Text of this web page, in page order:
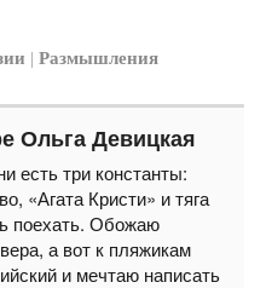
| Размышления
Ольга Девицкая
есть три константы:
«Агата Кристи» и тяга
поехать. Обожаю
а вот к пляжикам
и мечтаю написать